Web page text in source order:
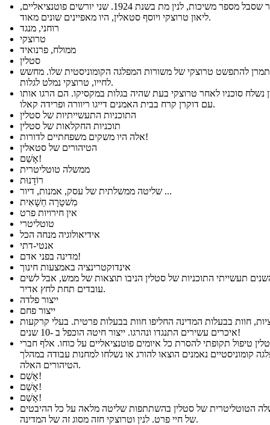
לאחר שסבל מספר משיכות, לנין מת בשנת 1924. שני יורשים פוטנציאליים,
ליאון טרוצקי ויוסף סטאלין, היו מאפיינים שונים מאוד.
רוחני, מנגד
טרוצקי
ממולח, פרנואיד
סטלין
תמרן להתפשט טרוצקי של משורות המפלגה הקומוניסטית שלו. מחשש
לחייו, טרוצקי נמלט לגלות.
נשלח סוכניו לאחר טרוצקי בעת שהיה בגלות במקסיקו. הם הרגו אותו
עם דוקרן קרח בבית האמנים דייגו ריוורה ופרידה קאלו.
התוכניות התעשייתיות של סטלין
תוכניות החקלאות של סטלין
אלה היו משקים משפחתיים לדורות!
הטיהורים של סטאלין
אָשֵׁם!
ממשלה טוטליטרית
רוֹדָנוּת
שליטה ממשלתית של עסק, אמנות, דיור ...
מִשׁטָרָה חַשָׁאִית
אין חירויות פרט
טוטליטרי
אידיאולוגיה מנחה הכל
אנטי-דתי
מדינה בפני אדם!
אינדוקטרינציה באמצעות חינוך
תעשייתי התוכניות של סטלין הניבו תוצאות של ממש, אבל לשים
עובדים תחת לחץ אדיר.
ייצור פלדה
ייצור פחם
חוות בבעלות המדינה החליפו חוות בבעלות פרטית. בעלי קרקעות
איכרים עשירים התנגדו ונהרגו. ייצור חיטה הוכפל ב -10 שנים!
טיפול תקופתי להסרת כל איומים פוטנציאליים על כוחו. אלף חברי
קומוניסטיים נאמנים הוצאו להורג או נשלחו למחנות עבודה במהלך
הטיהורים האלה.
אָשֵׁם!
אָשֵׁם!
אָשֵׁם!
הטוטליטרית של סטלין בהשתתפות שליטה מלאה על כל ההיבטים
של חיי פרט. לנין וטרוצקי חזה מסוג זה של המדינה.